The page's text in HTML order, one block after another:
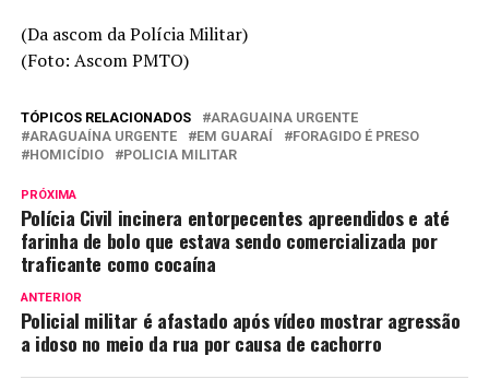
(Da ascom da Polícia Militar)
(Foto: Ascom PMTO)
TÓPICOS RELACIONADOS
ARAGUAINA URGENTE
ARAGUAÍNA URGENTE
EM GUARAÍ
FORAGIDO É PRESO
HOMICÍDIO
POLICIA MILITAR
PRÓXIMA
Polícia Civil incinera entorpecentes apreendidos e até
farinha de bolo que estava sendo comercializada por
traficante como cocaína
ANTERIOR
Policial militar é afastado após vídeo mostrar agressão
a idoso no meio da rua por causa de cachorro